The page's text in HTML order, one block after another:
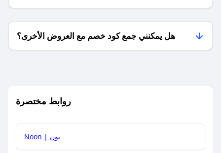
فقط؟
هل يمكنني جمع كود خصم مع العروض الأخرى؟
روابط مختصرة
Noon | نون